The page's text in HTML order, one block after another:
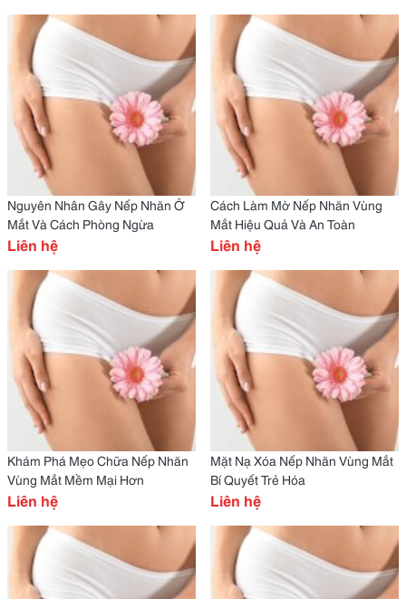
Nguyên Nhân Gây Nếp Nhăn Ở
Mắt Và Cách Phòng Ngừa
Liên hệ
Cách Làm Mờ Nếp Nhăn Vùng
Mắt Hiệu Quả Và An Toàn
Liên hệ
Khám Phá Mẹo Chữa Nếp Nhăn
Vùng Mắt Mềm Mại Hơn
Liên hệ
Mặt Nạ Xóa Nếp Nhăn Vùng Mắt
Bí Quyết Trẻ Hóa
Liên hệ